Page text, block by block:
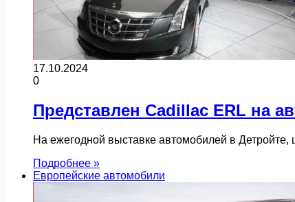
17.10.2024
0
Представлен Cadillac ERL на
На ежегодной выставке автомобилей в
Подробнее »
Европейские автомобили